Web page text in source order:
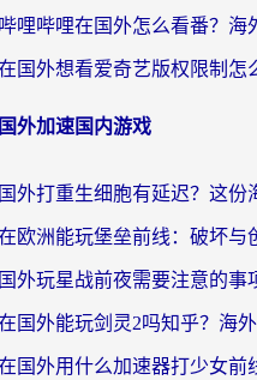
国外加速国内游戏